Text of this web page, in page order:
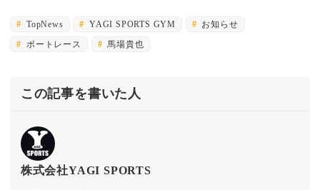
TopNews YAGI SPORTS GYM
お知らせ
ボートレース
馬場貴也
この記事を書いた人
株式会社YAGI SPORTS